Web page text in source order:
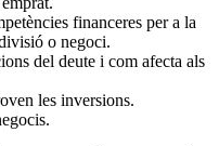
financeres per a la
o negoci.
del deute i com afecta als
les inversions.